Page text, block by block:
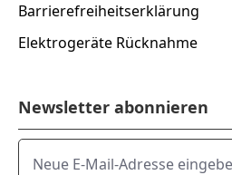
Barrierefreiheitserklärung
Elektrogeräte Rücknahme
Newsletter abonnieren
Neue E-Mail-Adresse eingeben ...